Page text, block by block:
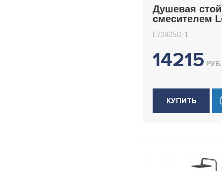
Душевая
смесителем
L72425D-1
14215 РУБ.
КУПИТЬ